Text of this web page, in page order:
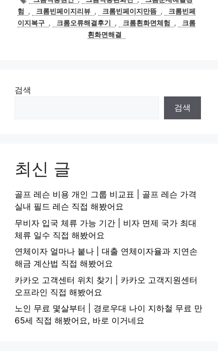
고
리
험
, 크롬빈페이지리뷰 , 크롬빈페이지만뜸 ,
크롬빈페
이지복구 , 크롬오류해결후기 , 크롬흰화면체험 ,
크롬
흰화면해결
검색
검색
최신 글
골프 레슨 비용 개인 그룹 비교표 | 골프 레슨 가격
실내 필드 레슨 직접 해봤어요
무비자 입국 체류 가능 기간 | 비자 면제 국가 최대
체류 일수 직접 해봤어요
연체이자 얼마나 붙나 | 대출 연체이자율과 지연손
해금 계산법 직접 해봤어요
카카오 고객센터 위치 찾기 | 카카오 고객지원센터
오프라인 직접 해봤어요
노인 무료 몇살부터 | 경로우대 나이 지하철 무료 만
65세 직접 해봤어요, 바로 이거네요